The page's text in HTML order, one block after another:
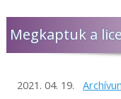
Megkaptuk a
2021. 04. 19.